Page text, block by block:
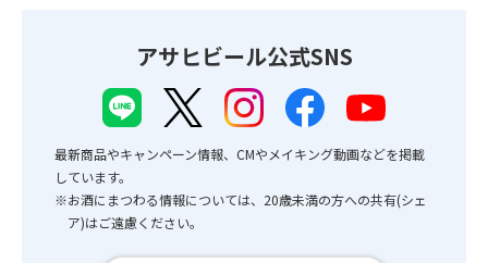
アサヒビール公式SNS
最新商品やキャンペーン情報、CMやメイキング動画などを掲載
しています。
※お酒にまつわる情報については、20歳未満の方への共有(シェ
ア)はご遠慮ください。